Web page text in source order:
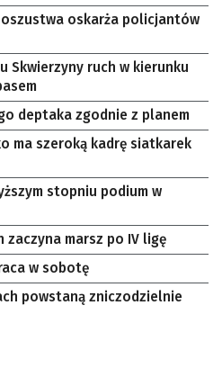
oszustwa oskarża policjantów
Skwierzyny ruch w kierunku
deptaka zgodnie z planem
ma szeroką kadrę siatkarek
stopniu podium w
zaczyna marsz po IV ligę
w sobotę
powstaną zniczodzielnie